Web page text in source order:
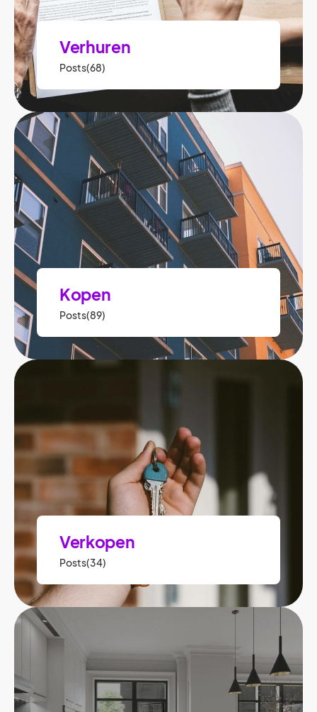
Verhuren
Posts(68)
Kopen
Posts(89)
Verkopen
Posts(34)